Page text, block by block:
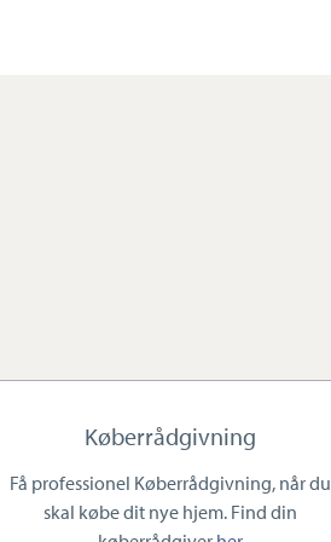
Køberrådgivning
Få professionel Køberrådgivning, når du
skal købe dit nye hjem. Find din